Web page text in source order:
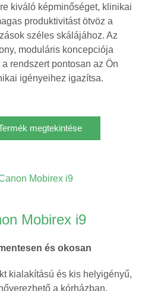
kiváló képminőséget, klinikai
produktivitást ötvöz a
széles skálájához. Az
moduláris koncepciója
rendszert pontosan az Ön
igényeihez igazítsa.
megtekintése
Mobirex i9
és okosan
kialakítású és kis helyigényű,
a kórházban.